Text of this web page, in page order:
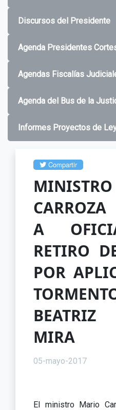
Discursos del Presidente
Agenda Presidentes
Agendas Fiscalías
Agenda del Bus de la
Informes Proyectos de
Compartir
A
RETIRO
POR
BEATRIZ
MIRA
05-mayo-2017
El ministro Mario